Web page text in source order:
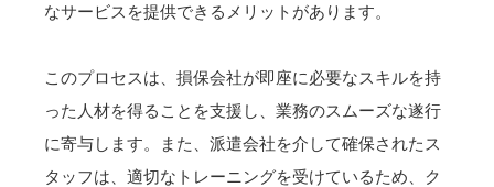
なサービスを提供できるメリットがあります。
このプロセスは、損保会社が即座に必要なスキルを持
った人材を得ることを支援し、業務のスムーズな遂行
に寄与します。また、派遣会社を介して確保されたス
タッフは、適切なトレーニングを受けているため、ク